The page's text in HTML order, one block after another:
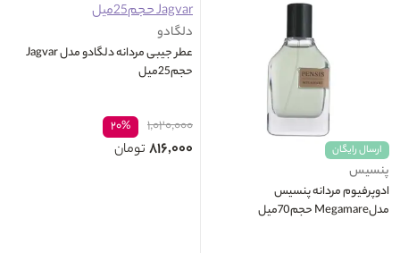
ارسال رایگان
پنسیس
ادوپرفیوم مردانه پنسیس
مدلMegamare حجم70میل
دلگادو
عطر جیبی مردانه دلگادو مدل Jagvar
حجم25میل
۱,۰۲۰,۰۰۰ ۲۰%
۸۱۶,۰۰۰ تومان